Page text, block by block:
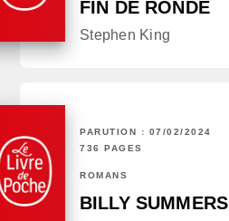
FIN DE RONDE
Stephen King
PARUTION : 07/02/2024
736 PAGES
ROMANS
BILLY SUMMERS